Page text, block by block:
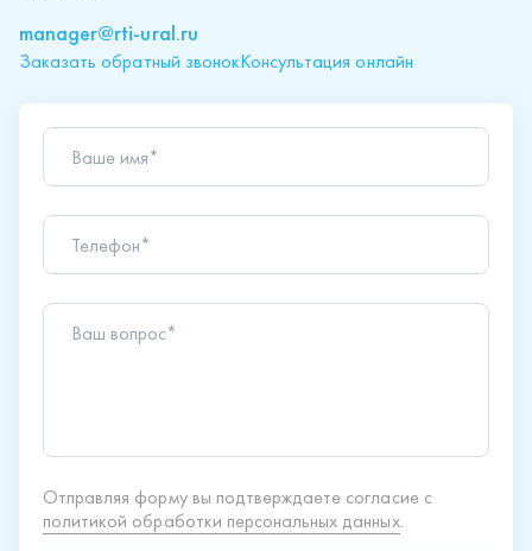
manager@rti-ural.ru
Заказать обратный звонокКонсультация онлайн
Ваше имя*
Телефон*
Ваш вопрос*
Отправляя форму вы подтверждаете согласие с
политикой обработки персональных данных